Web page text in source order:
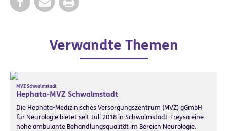
Verwandte Themen
MVZ Schwalmstadt
Hephata-MVZ Schwalmstadt
Die Hephata-Medizinisches Versorgungszentrum (MVZ) gGmbH
für Neurologie bietet seit Juli 2018 in Schwalmstadt-Treysa eine
hohe ambulante Behandlungsqualität im Bereich Neurologie.